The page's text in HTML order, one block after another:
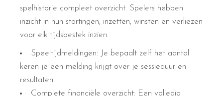
spelhistorie compleet overzicht. Spelers hebben
inzicht in hun stortingen, inzetten, winsten en verliezen
voor elk tijdsbestek inzien.
Speeltijdmeldingen: Je bepaalt zelf het aantal
keren je een melding krijgt over je sessieduur en
resultaten.
Complete financiële overzicht: Een volledig